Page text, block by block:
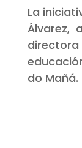
La
Álvarez,
directora
do Mañá.